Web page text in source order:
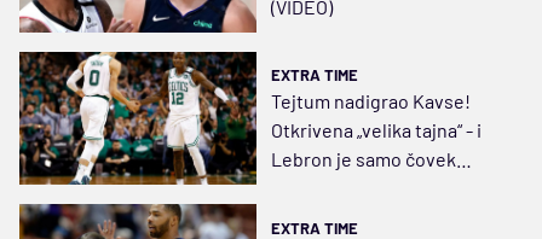
(VIDEO)
EXTRA TIME
Tejtum nadigrao Kavse!
Otkrivena „velika tajna“ - i
Lebron je samo čovek
EXTRA TIME